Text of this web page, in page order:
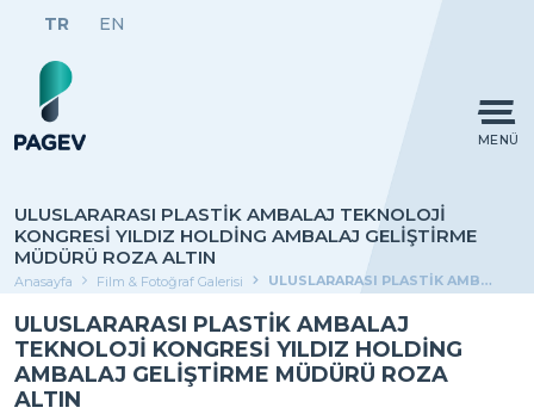
TR EN
MENÜ
ULUSLARARASI PLASTİK AMBALAJ TEKNOLOJİ
KONGRESİ YILDIZ HOLDİNG AMBALAJ GELİŞTİRME
MÜDÜRÜ ROZA ALTIN
Anasayfa Film & Fotoğraf Galerisi ULUSLARARASI PLASTİK AMBALAJ TEKNOLOJİ KONGRESİ YILDIZ HOLDİNG AMBALAJ GELİŞTİRME MÜDÜRÜ ROZA ALTIN
ULUSLARARASI PLASTİK AMBALAJ
TEKNOLOJİ KONGRESİ YILDIZ HOLDİNG
AMBALAJ GELİŞTİRME MÜDÜRÜ ROZA
ALTIN